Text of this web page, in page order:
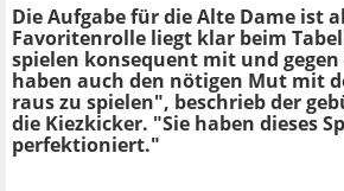
Die Aufgabe für die Alte Dame ist
Favoritenrolle liegt klar beim
spielen konsequent mit und
haben auch den nötigen Mut mit
raus zu spielen", beschrieb der
die Kiezkicker. "Sie haben dieses
perfektioniert."